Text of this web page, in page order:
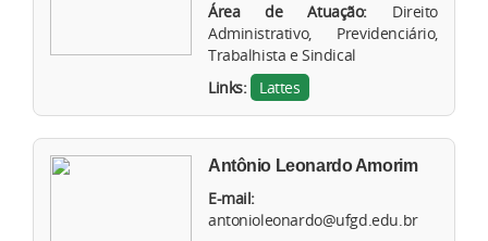
Área de Atuação:
Direito
Administrativo, Previdenciário,
Trabalhista e Sindical
Links:
Lattes
Antônio Leonardo Amorim
E-mail:
antonioleonardo@ufgd.edu.br